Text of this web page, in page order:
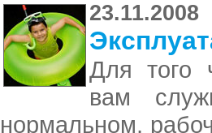
23.11.2008
Для того
вам
нормальном,